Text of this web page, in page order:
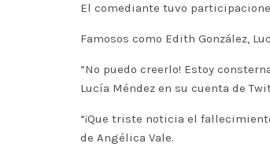
El comediante tuvo
Famosos como Edith González,
“No puedo creerlo! Estoy
Lucía Méndez en su cuenta de
“¡Que triste noticia el
de Angélica Vale.